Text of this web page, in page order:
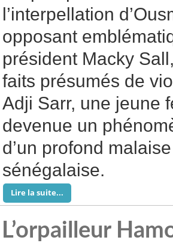
l’interpellation
opposant
président Macky
faits présumés de
Adji Sarr, une jeune
devenue un
d’un profond
sénégalaise.
Lire la suite...
L’orpailleur